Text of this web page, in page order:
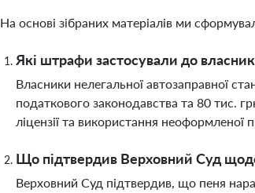
На основі зібраних матеріалів ми
Які штрафи застосували до
Власники нелегальної автозаправної
податкового законодавства та 80 тис.
ліцензії та використання неоформленої
Що підтвердив Верховний Суд
Верховний Суд підтвердив, що пеня